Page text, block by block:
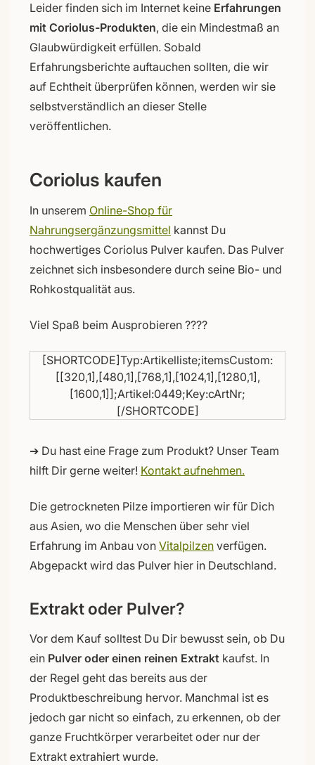
Leider finden sich im Internet keine Erfahrungen
mit Coriolus-Produkten, die ein Mindestmaß an
Glaubwürdigkeit erfüllen. Sobald
Erfahrungsberichte auftauchen sollten, die wir
auf Echtheit überprüfen können, werden wir sie
selbstverständlich an dieser Stelle
veröffentlichen.
Coriolus kaufen
In unserem Online-Shop für
Nahrungsergänzungsmittel kannst Du
hochwertiges Coriolus Pulver kaufen. Das Pulver
zeichnet sich insbesondere durch seine Bio- und
Rohkostqualität aus.
Viel Spaß beim Ausprobieren ????
[SHORTCODE]Typ:Artikelliste;itemsCustom:
[[320,1],[480,1],[768,1],[1024,1],[1280,1],
[1600,1]];Artikel:0449;Key:cArtNr;
[/SHORTCODE]
➔ Du hast eine Frage zum Produkt? Unser Team
hilft Dir gerne weiter! Kontakt aufnehmen.
Die getrockneten Pilze importieren wir für Dich
aus Asien, wo die Menschen über sehr viel
Erfahrung im Anbau von Vitalpilzen verfügen.
Abgepackt wird das Pulver hier in Deutschland.
Extrakt oder Pulver?
Vor dem Kauf solltest Du Dir bewusst sein, ob Du
ein Pulver oder einen reinen Extrakt kaufst. In
der Regel geht das bereits aus der
Produktbeschreibung hervor. Manchmal ist es
jedoch gar nicht so einfach, zu erkennen, ob der
ganze Fruchtkörper verarbeitet oder nur der
Extrakt extrahiert wurde.